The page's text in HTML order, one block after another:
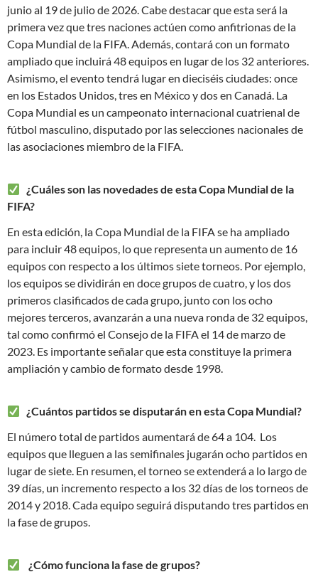
junio al 19 de julio de 2026. Cabe destacar que esta será la
primera vez que tres naciones actúen como anfitrionas de la
Copa Mundial de la FIFA. Además, contará con un formato
ampliado que incluirá 48 equipos en lugar de los 32 anteriores.
Asimismo, el evento tendrá lugar en dieciséis ciudades: once
en los Estados Unidos, tres en México y dos en Canadá. La
Copa Mundial es un campeonato internacional cuatrienal de
fútbol masculino, disputado por las selecciones nacionales de
las asociaciones miembro de la FIFA.
¿Cuáles son las novedades de esta Copa Mundial de la
FIFA?
En esta edición, la Copa Mundial de la FIFA se ha ampliado
para incluir 48 equipos, lo que representa un aumento de 16
equipos con respecto a los últimos siete torneos. Por ejemplo,
los equipos se dividirán en doce grupos de cuatro, y los dos
primeros clasificados de cada grupo, junto con los ocho
mejores terceros, avanzarán a una nueva ronda de 32 equipos,
tal como confirmó el Consejo de la FIFA el 14 de marzo de
2023. Es importante señalar que esta constituye la primera
ampliación y cambio de formato desde 1998.
¿Cuántos partidos se disputarán en esta Copa Mundial?
El número total de partidos aumentará de 64 a 104. Los
equipos que lleguen a las semifinales jugarán ocho partidos en
lugar de siete. En resumen, el torneo se extenderá a lo largo de
39 días, un incremento respecto a los 32 días de los torneos de
2014 y 2018. Cada equipo seguirá disputando tres partidos en
la fase de grupos.
¿Cómo funciona la fase de grupos?